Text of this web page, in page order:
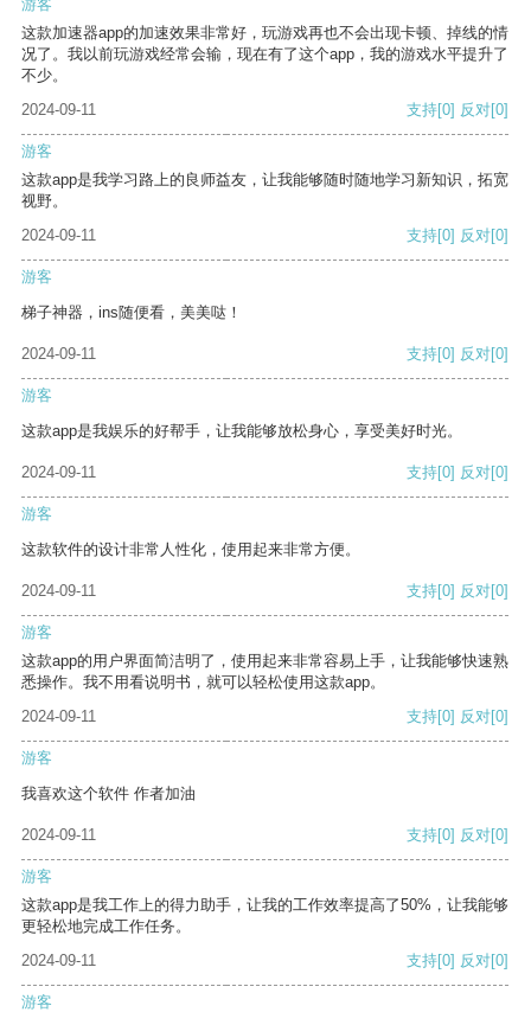
游客
这款加速器app的加速效果非常好，玩游戏再也不会出现卡顿、掉线的情
况了。我以前玩游戏经常会输，现在有了这个app，我的游戏水平提升了
不少。
2024-09-11
支持[0] 反对[0]
游客
这款app是我学习路上的良师益友，让我能够随时随地学习新知识，拓宽
视野。
2024-09-11
支持[0] 反对[0]
游客
梯子神器，ins随便看，美美哒！
2024-09-11 支持[0] 反对[0]
游客
这款app是我娱乐的好帮手，让我能够放松身心，享受美好时光。
2024-09-11 支持[0] 反对[0]
游客
这款软件的设计非常人性化，使用起来非常方便。
2024-09-11 支持[0] 反对[0]
游客
这款app的用户界面简洁明了，使用起来非常容易上手，让我能够快速熟
悉操作。我不用看说明书，就可以轻松使用这款app。
2024-09-11
支持[0] 反对[0]
游客
我喜欢这个软件 作者加油
2024-09-11 支持[0] 反对[0]
游客
这款app是我工作上的得力助手，让我的工作效率提高了50%，让我能够
更轻松地完成工作任务。
2024-09-11
支持[0] 反对[0]
游客